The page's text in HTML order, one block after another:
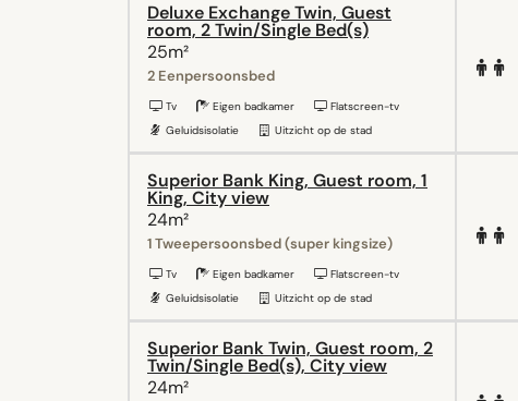
Deluxe Exchange Twin, Guest
room, 2 Twin/Single Bed(s)
25m²
2 Eenpersoonsbed
Tv Eigen badkamer
Flatscreen-tv
Geluidsisolatie
Uitzicht op de stad
Superior Bank King, Guest room, 1
King, City view
24m²
1 Tweepersoonsbed (super kingsize)
Tv Eigen badkamer
Flatscreen-tv
Geluidsisolatie
Uitzicht op de stad
Superior Bank Twin, Guest room, 2
Twin/Single Bed(s), City view
24m²